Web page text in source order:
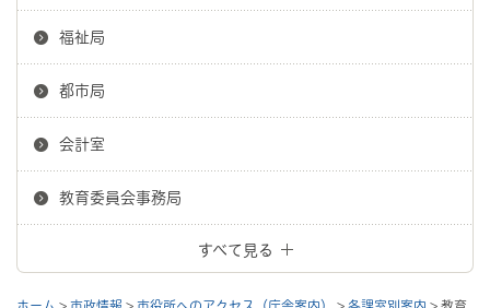
福祉局
都市局
会計室
教育委員会事務局
すべて見る